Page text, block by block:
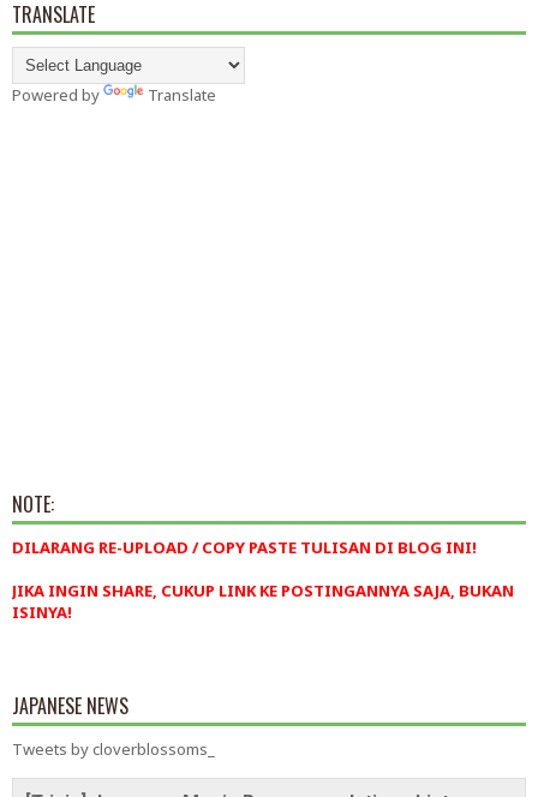
TRANSLATE
Powered by Translate
NOTE:
DILARANG RE-UPLOAD / COPY PASTE TULISAN DI BLOG INI!
JIKA INGIN SHARE, CUKUP LINK KE POSTINGANNYA SAJA, BUKAN
ISINYA!
JAPANESE NEWS
Tweets by cloverblossoms_